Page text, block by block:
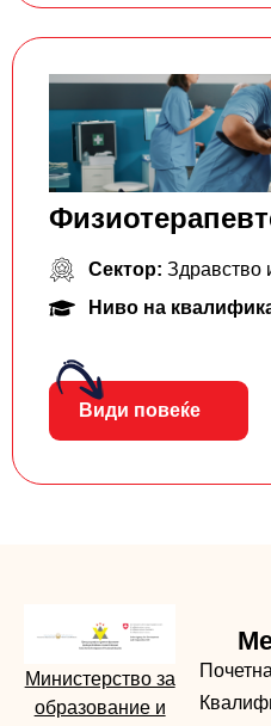
Сектор: Здравство
Ниво на
Види повеќе
Министерство за
образование и
Почетна